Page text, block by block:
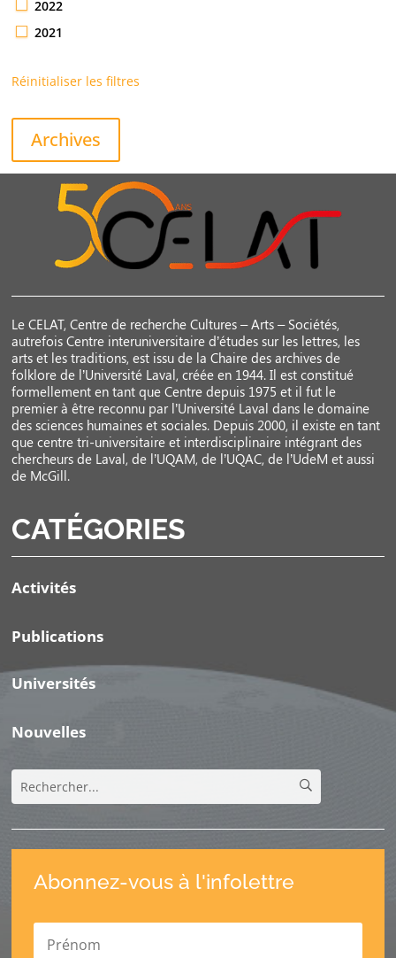
2022
2021
Réinitialiser les filtres
Archives
Le CELAT, Centre de recherche Cultures – Arts – Sociétés,
autrefois Centre interuniversitaire d’études sur les lettres, les
arts et les traditions, est issu de la Chaire des archives de
folklore de l’Université Laval, créée en 1944. Il est constitué
formellement en tant que Centre depuis 1975 et il fut le
premier à être reconnu par l’Université Laval dans le domaine
des sciences humaines et sociales. Depuis 2000, il existe en tant
que centre tri-universitaire et interdisciplinaire intégrant des
chercheurs de Laval, de l’UQAM, de l’UQAC, de l’UdeM et aussi
de McGill.
CATÉGORIES
Activités
Publications
Universités
Nouvelles
Abonnez-vous à l'infolettre